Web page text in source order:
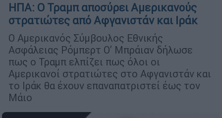
ΗΠΑ: Ο Τραμπ αποσύρει Αμερικανούς
στρατιώτες από Αφγανιστάν και Ιράκ
Ο Αμερικανός Σύμβουλος Εθνικής
Ασφάλειας Ρόμπερτ Ο' Μπράιαν δήλωσε
πως ο Τραμπ ελπίζει πως όλοι οι
Αμερικανοί στρατιώτες στο Αφγανιστάν και
το Ιράκ θα έχουν επαναπατριστεί έως τον
Μάιο